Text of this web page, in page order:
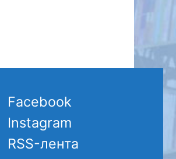
Facebook
Instagram
RSS-лента